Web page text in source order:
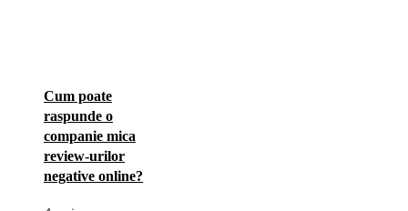
Cum poate
raspunde o
companie mica
review-urilor
negative online?